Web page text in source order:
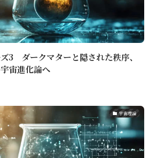
3 ダークマターと隠された秩序、
宙進化論へ
宇宙理論